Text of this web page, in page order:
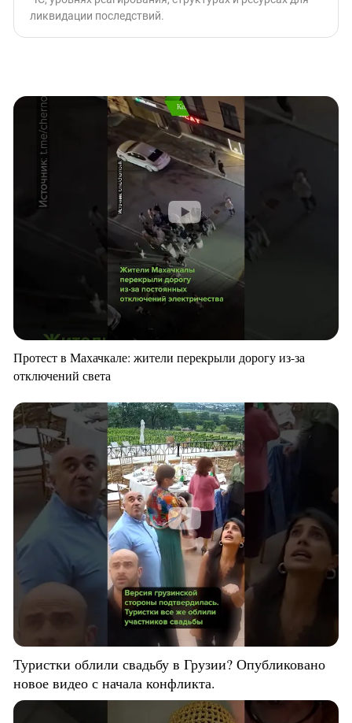
ликвидации последствий.
Протест в Махачкале: жители перекрыли дорогу из-за
отключений света
Туристки облили свадьбу в Грузии? Опубликовано
новое видео с начала конфликта.